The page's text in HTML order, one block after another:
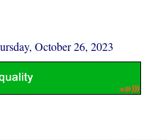
October 26, 2023